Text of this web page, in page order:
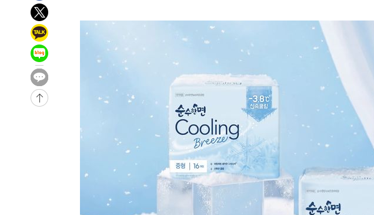
-14420초 전 >
병태 후임
-10778초 전 >
[속보]국힘 윤리위, '돌려차기 발언' 진종오·서범수 징계 절차 개시
-6103초 전 >
[속보] 7월 중국 수출 23.9%↑ 수입 27.5%↑…무역총액 25.3%↑
-3263초 전 >
[속보]'채상병 순직 책임' 임성근, 항소심도 징역 3년
-3129초 전 >
[속보]종합특검, '관저이전 봐주기 감사' 유병호 구속기소
4분 전 >민주 콩고 에볼라환자 4천명 돌파, 4053명 발생 1850명 사망
"낮 기온 소폭 하락"…수도권 폭염중대경보, 폭염경보로 하향
[속보]이 대통령, '호우피해' 안동·의성 관할 4개 면 특별재난지역
[단독]중수청 지원 검사들, 정원 초과 시 낮은 계급 임용…희망지 못
낮 최고 37도 찜통더위…곳곳 소나기·강원 많은 비[내일날씨]
SK하이닉스, 용인·청주 팹에 54조 투자…"AI 메모리 수요 선제 대
여자배구 이재영·이다영 자매, 아제르바이잔 투란VC 입단
외국인 심판 성 접대 7경기 들여다보니…한국 축구 '5승 2무'